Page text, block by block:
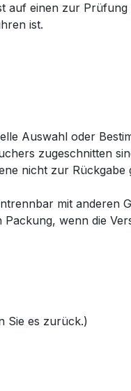
auf einen zur Prüfung
ist.
Auswahl oder
zugeschnitten
nicht zur Rückgabe
mit anderen
wenn die
Sie es zurück.)